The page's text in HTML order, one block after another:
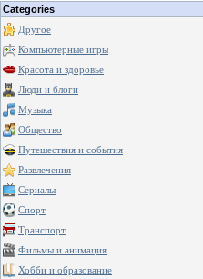
Categories
Другое
Компьютерные игры
Красота и здоровье
Люди и блоги
Музыка
Общество
Путешествия и события
Развлечения
Сериалы
Спорт
Транспорт
Фильмы и анимация
Хобби и образование